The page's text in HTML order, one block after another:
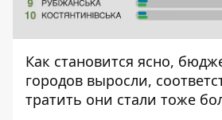
Как становится ясно,
городов выросли,
тратить они стали тоже